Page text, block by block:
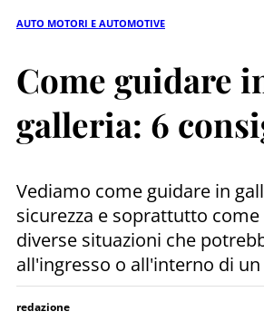
AUTO MOTORI E AUTOMOTIVE
Come guidare
galleria: 6
Vediamo come guidare in
sicurezza e soprattutto
diverse situazioni che
all'ingresso o all'interno di
redazione